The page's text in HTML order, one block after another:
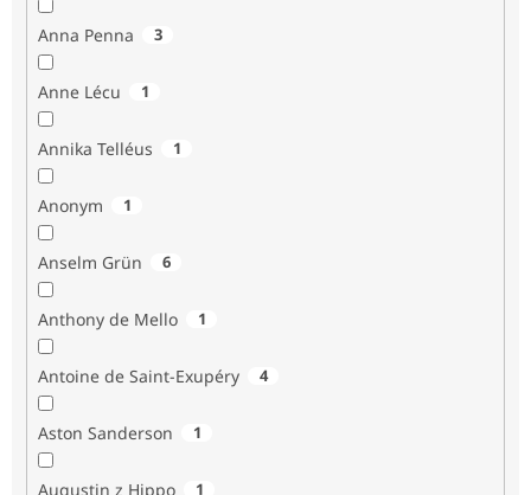
Anna Penna 3
Anne Lécu 1
Annika Telléus 1
Anonym 1
Anselm Grün 6
Anthony de Mello 1
Antoine de Saint-Exupéry 4
Aston Sanderson 1
Augustin z Hippo 1